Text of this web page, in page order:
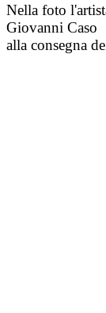
Nella foto
Giovanni Caso
alla consegna